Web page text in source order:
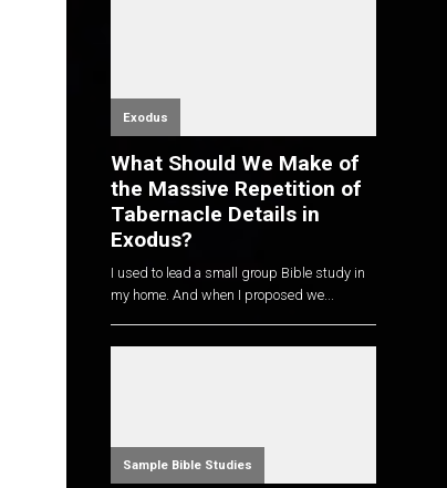
Exodus
What Should We Make of
the Massive Repetition of
Tabernacle Details in
Exodus?
I used to lead a small group Bible study in
my home. And when I proposed we...
Sample Bible Studies